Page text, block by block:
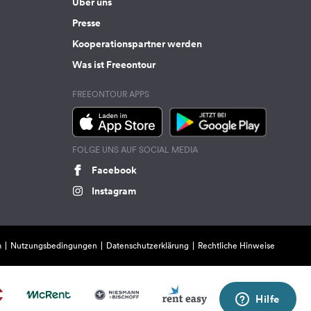
Presse
Kooperationspartner werden
Was ist Freeontour
FREEONTOUR APPS
FOLGE UNS AUF SOCIAL MEDIA
Facebook
Instagram
Nutzungsbedingungen Datenschutzerklärung Rechtliche Hinweise
Hilfe